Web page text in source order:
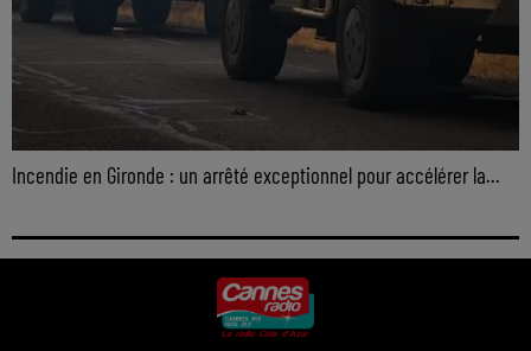
Incendie en Gironde : un arrêté exceptionnel pour accélérer la...